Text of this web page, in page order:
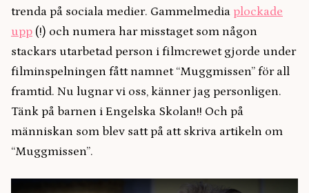
trenda på sociala medier. Gammelmedia plockade
upp (!) och numera har misstaget som någon
stackars utarbetad person i filmcrewet gjorde under
filminspelningen fått namnet “Muggmissen” för all
framtid. Nu lugnar vi oss, känner jag personligen.
Tänk på barnen i Engelska Skolan!! Och på
människan som blev satt på att skriva artikeln om
“Muggmissen”.